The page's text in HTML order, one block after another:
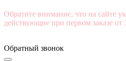
Обратите внимание, что на сайте
действующие при первом заказе от
Обратный звонок